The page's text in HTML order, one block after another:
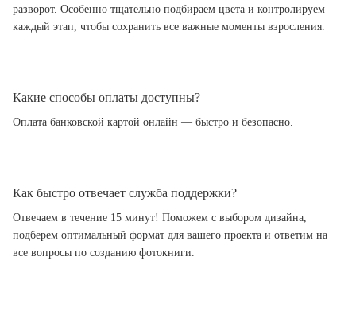
разворот. Особенно тщательно подбираем цвета и контролируем
каждый этап, чтобы сохранить все важные моменты взросления.
Какие способы оплаты доступны?
Оплата банковской картой онлайн — быстро и безопасно.
Как быстро отвечает служба поддержки?
Отвечаем в течение 15 минут! Поможем с выбором дизайна,
подберем оптимальный формат для вашего проекта и ответим на
все вопросы по созданию фотокниги.